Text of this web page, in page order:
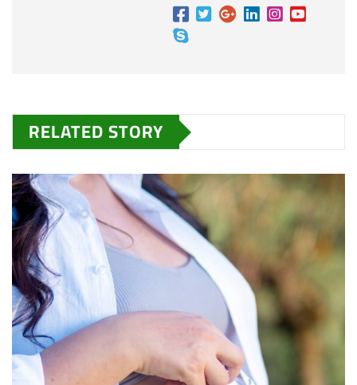
RELATED STORY